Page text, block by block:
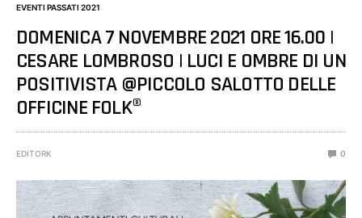
EVENTI PASSATI 2021
DOMENICA 7 NOVEMBRE 2021 ORE 16.00 |
CESARE LOMBROSO | LUCI E OMBRE DI UN
POSITIVISTA @PICCOLO SALOTTO DELLE
OFFICINE FOLK®
EDITORK 0